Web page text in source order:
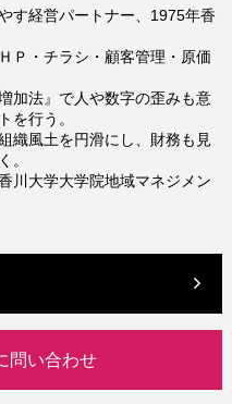
す経営パートナー、1975年香
Ｐ・チラシ・顧客管理・原価
加法』で人や数字の歪みも意
を行う。
織風土を円滑にし、財務も見
。
川大学大学院地域マネジメン
問い合わせ